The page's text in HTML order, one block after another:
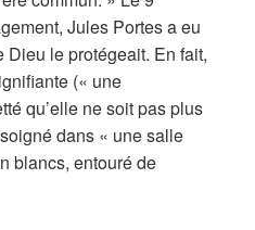
Jules Portes a eu
Dieu le protégeait. En fait,
(« une
qu’elle ne soit pas plus
dans « une salle
blancs, entouré de